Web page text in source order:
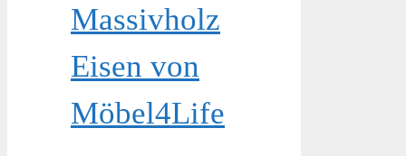
Massivholz
Eisen von
Möbel4Life